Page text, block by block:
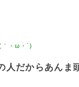
｀・ω・´)
人だからあんま